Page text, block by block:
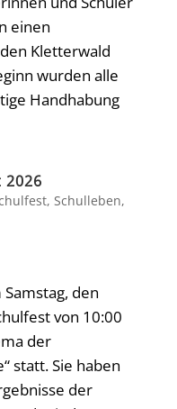
einen
Kletterwald
wurden alle
Handhabung
2026
, Schulleben,
den
von 10:00
der
statt. Sie haben
der